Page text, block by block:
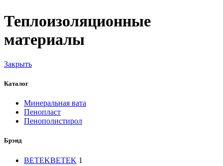
Теплоизоляционные
материалы
Закрыть
Каталог
Минеральная вата
Пенопласт
Пенополистирол
Брэнд
BETEKBETEK 1